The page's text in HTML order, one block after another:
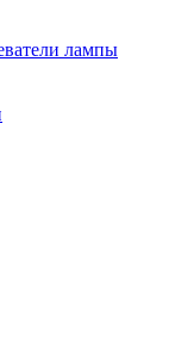
лампы